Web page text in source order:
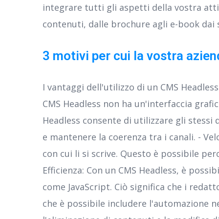
integrare tutti gli aspetti della vostra
contenuti, dalle brochure agli e-book
3 motivi per cui la vostra
I vantaggi dell'utilizzo di un CMS
CMS Headless non ha un'interfaccia
Headless consente di utilizzare gli
e mantenere la coerenza tra i canali. -
con cui li si scrive. Questo è possibile
Efficienza: Con un CMS Headless, è
come JavaScript. Ciò significa che i
che è possibile includere l'automazione